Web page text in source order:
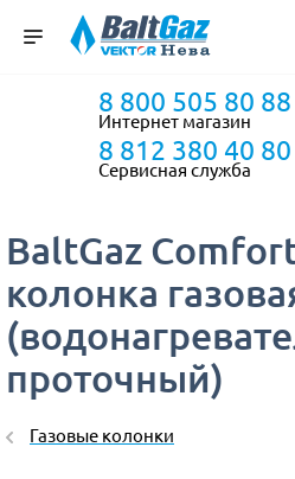
8 800 505 80 88
Интернет магазин
8 812 380 40 80
Сервисная служба
BaltGaz
колонка
проточный)
Газовые колонки